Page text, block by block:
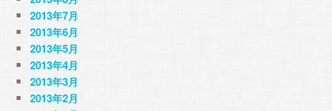
2013年7月
2013年6月
2013年5月
2013年4月
2013年3月
2013年2月